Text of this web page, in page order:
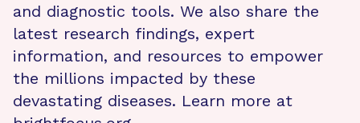
and diagnostic tools. We also share the
latest research findings, expert
information, and resources to empower
the millions impacted by these
devastating diseases. Learn more at